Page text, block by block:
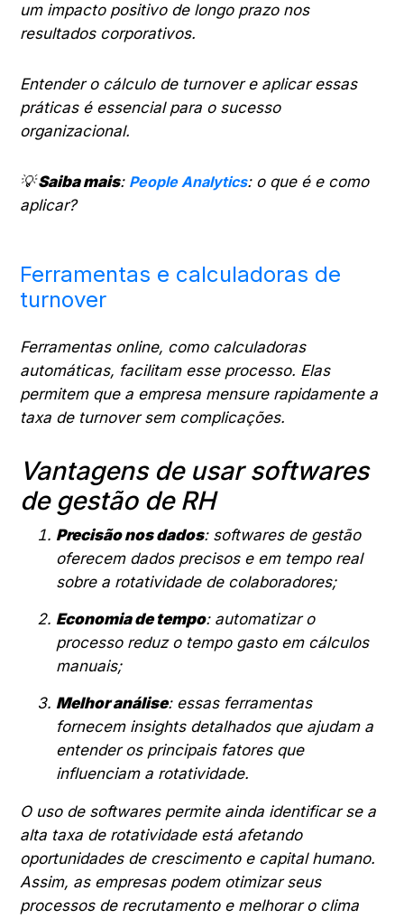
um impacto positivo de longo prazo nos
resultados corporativos.
Entender o cálculo de turnover e aplicar essas
práticas é essencial para o sucesso
organizacional.
💡Saiba mais: People Analytics: o que é e como
aplicar?
Ferramentas e calculadoras de
turnover
Ferramentas online, como calculadoras
automáticas, facilitam esse processo. Elas
permitem que a empresa mensure rapidamente a
taxa de turnover sem complicações.
Vantagens de usar softwares
de gestão de RH
Precisão nos dados: softwares de gestão
oferecem dados precisos e em tempo real
sobre a rotatividade de colaboradores;
Economia de tempo: automatizar o
processo reduz o tempo gasto em cálculos
manuais;
Melhor análise: essas ferramentas
fornecem insights detalhados que ajudam a
entender os principais fatores que
influenciam a rotatividade.
O uso de softwares permite ainda identificar se a
alta taxa de rotatividade está afetando
oportunidades de crescimento e capital humano.
Assim, as empresas podem otimizar seus
processos de recrutamento e melhorar o clima